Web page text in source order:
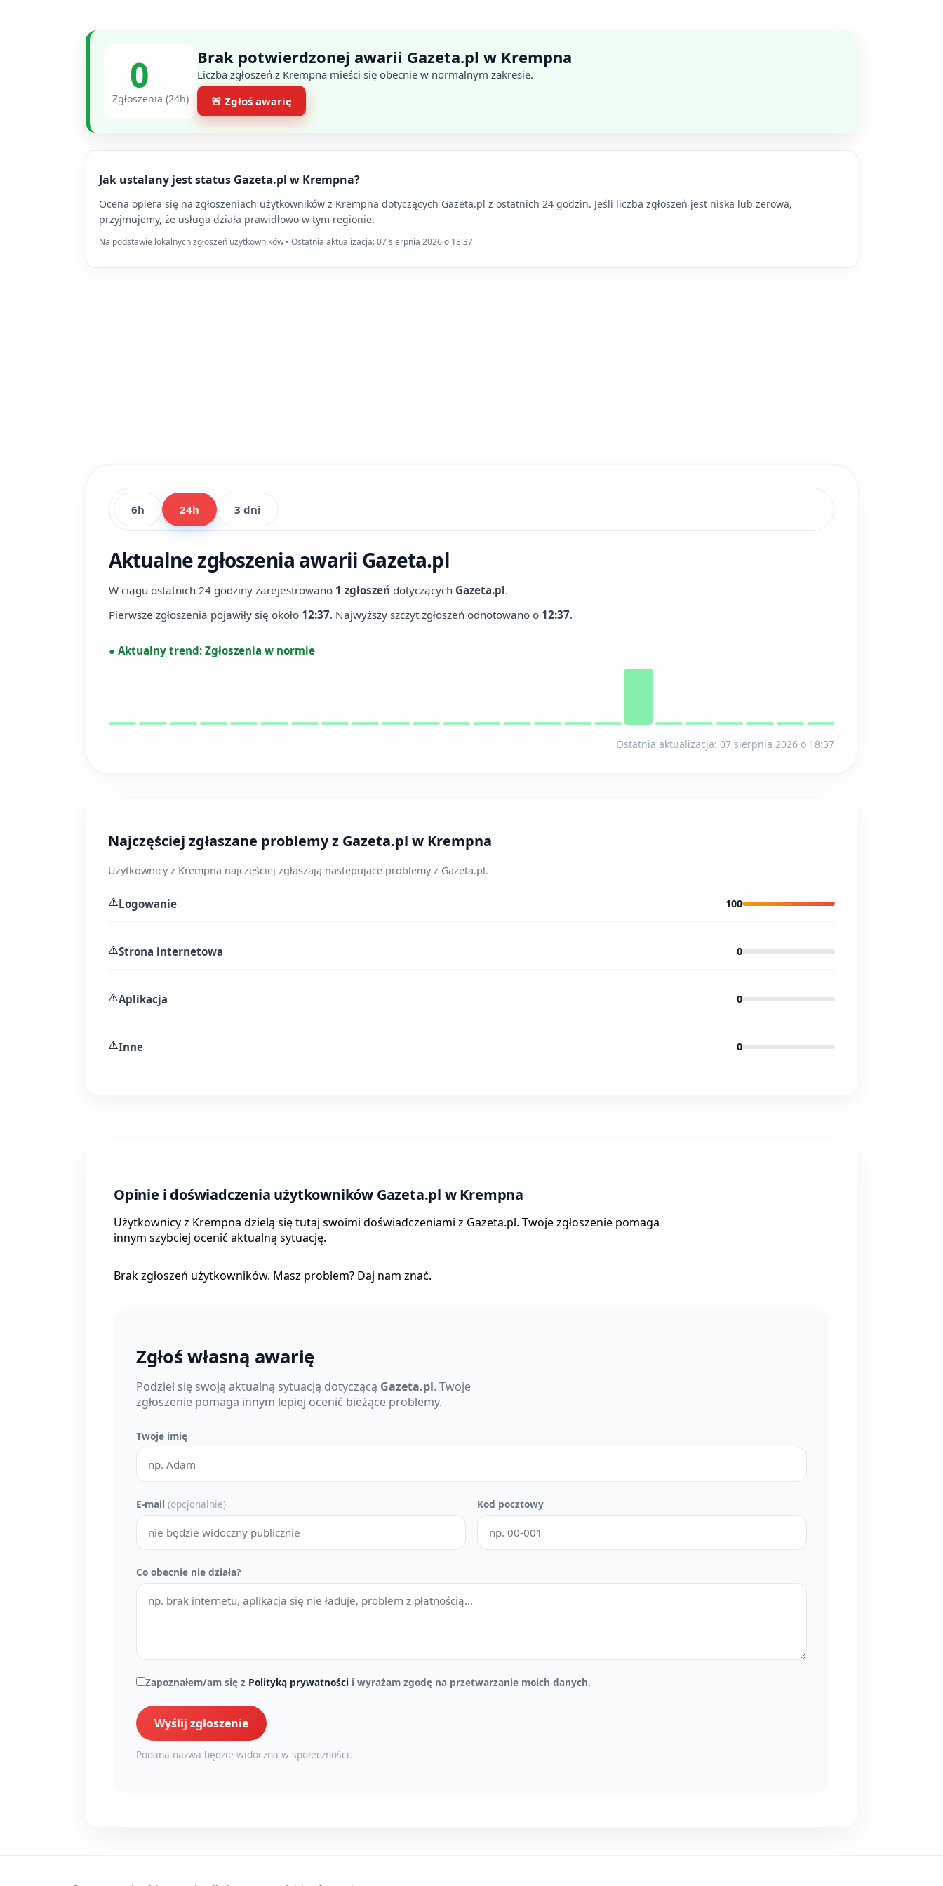
0
Zgłoszenia (24h)
Brak potwierdzonej awarii Gazeta.pl w Krempna
Liczba zgłoszeń z Krempna mieści się obecnie w normalnym zakresie.
🚨 Zgłoś awarię
Jak ustalany jest status Gazeta.pl w Krempna?
Ocena opiera się na zgłoszeniach użytkowników z Krempna dotyczących Gazeta.pl z ostatnich 24 godzin. Jeśli liczba zgłoszeń jest niska lub zerowa,
przyjmujemy, że usługa działa prawidłowo w tym regionie.
Na podstawie lokalnych zgłoszeń użytkowników • Ostatnia aktualizacja: 07 sierpnia 2026 o 18:37
6h 24h 3 dni
Aktualne zgłoszenia awarii Gazeta.pl
W ciągu ostatnich 24 godziny zarejestrowano 1 zgłoszeń dotyczących Gazeta.pl.
Pierwsze zgłoszenia pojawiły się około 12:37. Najwyższy szczyt zgłoszeń odnotowano o 12:37.
● Aktualny trend: Zgłoszenia w normie
Ostatnia aktualizacja: 07 sierpnia 2026 o 18:37
Najczęściej zgłaszane problemy z Gazeta.pl w Krempna
Użytkownicy z Krempna najczęściej zgłaszają następujące problemy z Gazeta.pl.
⚠️Logowanie 100
⚠️Strona internetowa 0
⚠️Aplikacja 0
⚠️Inne 0
Opinie i doświadczenia użytkowników Gazeta.pl w Krempna
Użytkownicy z Krempna dzielą się tutaj swoimi doświadczeniami z Gazeta.pl. Twoje zgłoszenie pomaga
innym szybciej ocenić aktualną sytuację.
Brak zgłoszeń użytkowników. Masz problem? Daj nam znać.
Zgłoś własną awarię
Podziel się swoją aktualną sytuacją dotyczącą Gazeta.pl. Twoje
zgłoszenie pomaga innym lepiej ocenić bieżące problemy.
Twoje imię
E-mail (opcjonalnie) Kod pocztowy
Co obecnie nie działa?
Zapoznałem/am się z Polityką prywatności i wyrażam zgodę na przetwarzanie moich danych.
Wyślij zgłoszenie
Podana nazwa będzie widoczna w społeczności.